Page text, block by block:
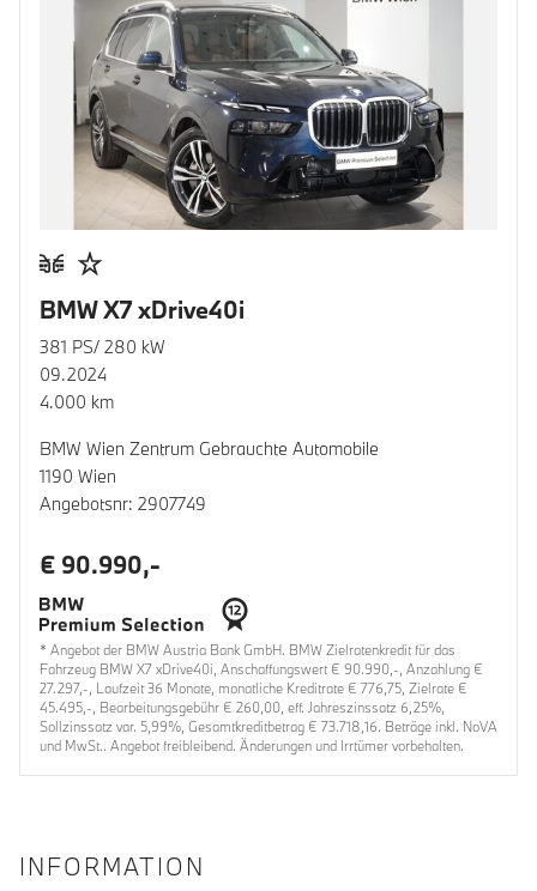
BMW X7 xDrive40i
381 PS/ 280 kW
09.2024
4.000 km
BMW Wien Zentrum Gebrauchte Automobile
1190 Wien
Angebotsnr: 2907749
€ 90.990,-
* Angebot der BMW Austria Bank GmbH. BMW Zielratenkredit für das
Fahrzeug BMW X7 xDrive40i, Anschaffungswert € 90.990,-, Anzahlung €
27.297,-, Laufzeit 36 Monate, monatliche Kreditrate € 776,75, Zielrate €
45.495,-, Bearbeitungsgebühr € 260,00, eff. Jahreszinssatz 6,25%,
Sollzinssatz var. 5,99%, Gesamtkreditbetrag € 73.718,16. Beträge inkl. NoVA
und MwSt.. Angebot freibleibend. Änderungen und Irrtümer vorbehalten.
INFORMATION